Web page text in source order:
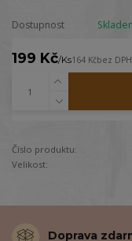
Dostupnost
199 Kč/Ks164 Kčbez DPH
Číslo produktu:
Velikost:
Doprava